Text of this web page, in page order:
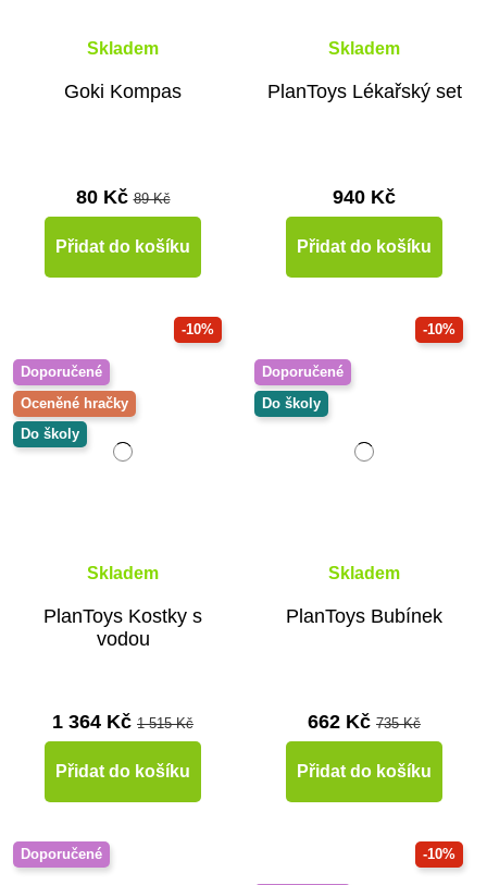
Skladem
Goki Kompas
80 Kč89 Kč
Přidat do košíku
Skladem
PlanToys Lékařský set
940 Kč
Přidat do košíku
-10%
Doporučené
Oceněné hračky
Do školy
Skladem
PlanToys Kostky s
vodou
1 364 Kč 1 515 Kč
Přidat do košíku
-10%
Doporučené
Do školy
Skladem
PlanToys Bubínek
662 Kč 735 Kč
Přidat do košíku
Doporučené -10%